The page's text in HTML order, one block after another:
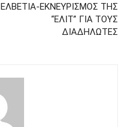
ΕΛΒΕΤΙΑ-ΕΚΝΕΥΡΙΣΜΟΣ ΤΗΣ
“ΕΛΙΤ” ΓΙΑ ΤΟΥΣ
ΔΙΑΔΗΛΩΤΕΣ